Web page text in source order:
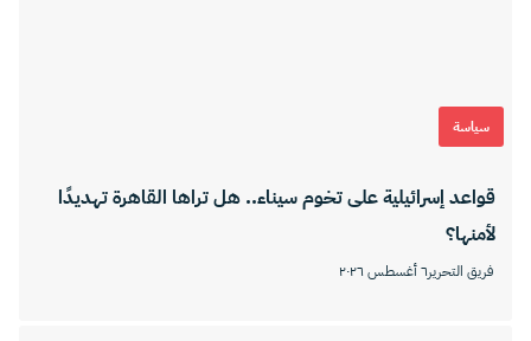
سياسة
قواعد إسرائيلية على تخوم سيناء.. هل تراها القاهرة تهديدًا
لأمنها؟
فريق التحرير٦ أغسطس ٢٠٢٦